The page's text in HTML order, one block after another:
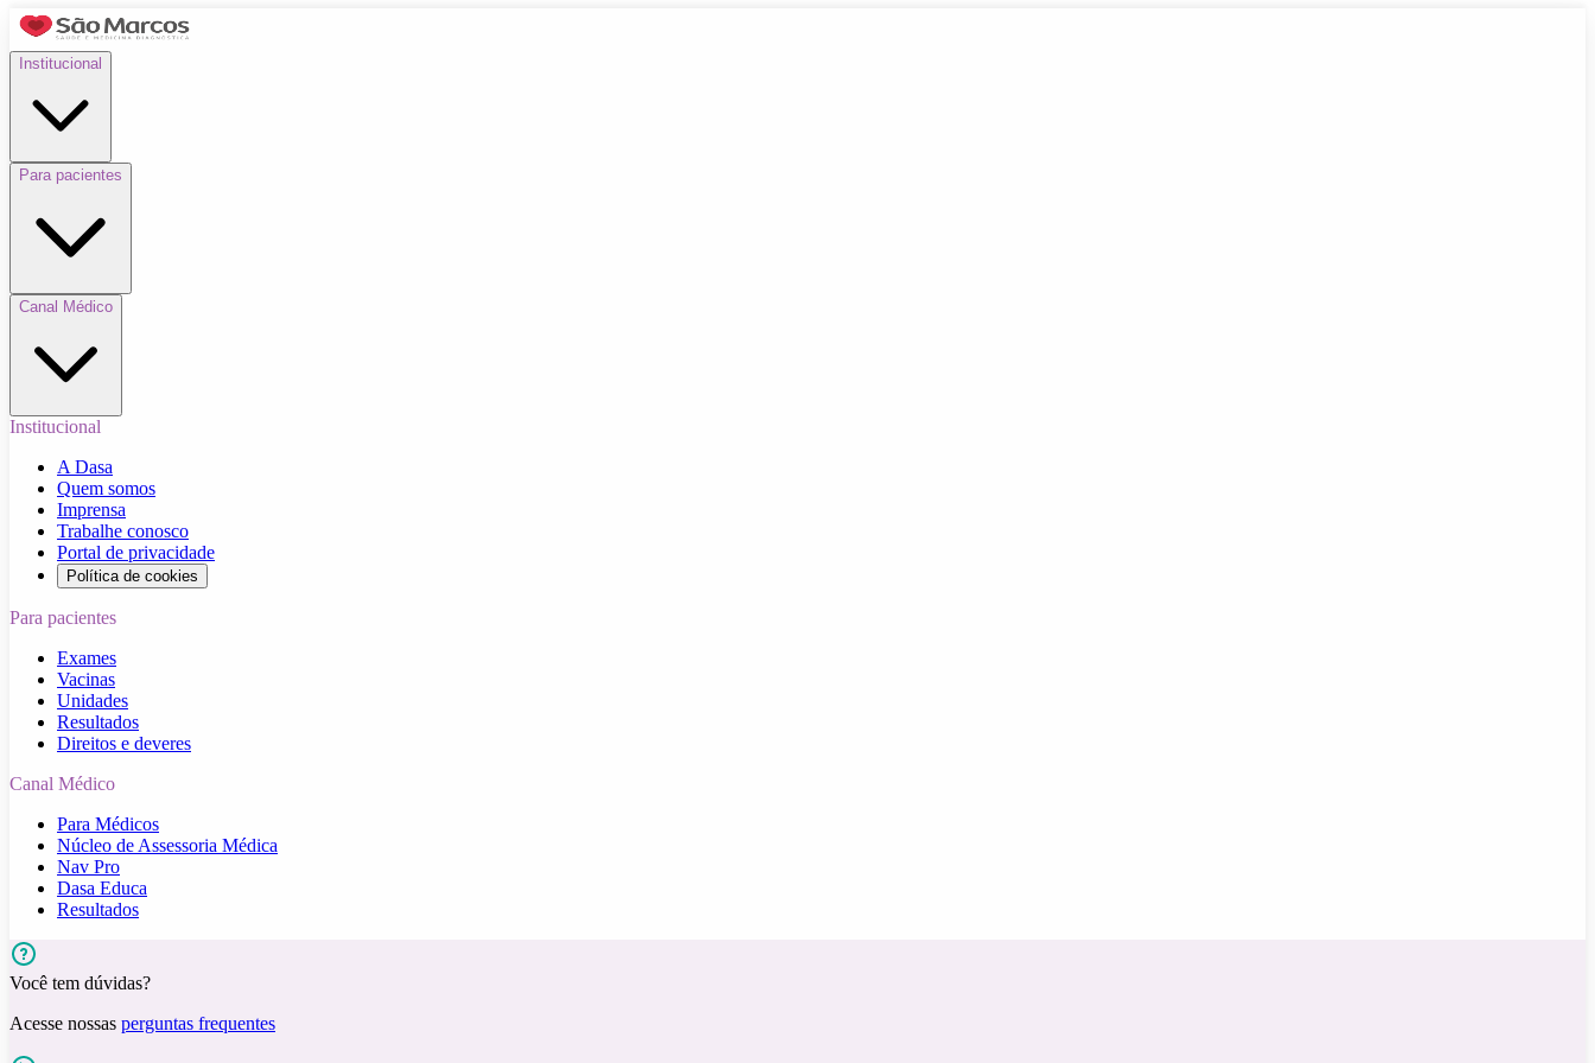
Institucional
Para pacientes
Canal Médico
Institucional
A Dasa
Quem somos
Imprensa
Trabalhe conosco
Portal de privacidade
Política de cookies
Para pacientes
Exames
Vacinas
Unidades
Resultados
Direitos e deveres
Canal Médico
Para Médicos
Núcleo de Assessoria Médica
Nav Pro
Dasa Educa
Resultados
Você tem dúvidas?
Acesse nossas perguntas frequentes